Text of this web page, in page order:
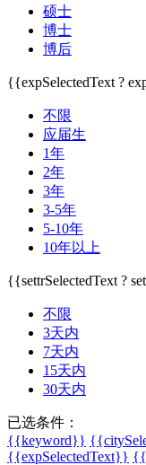
硕士
博士
博后
{{expSelectedText ?
不限
应届生
1年
2年
3年
3-5年
5-10年
10年以上
{{settrSelectedText ?
不限
3天内
7天内
15天内
30天内
已选条件：
{{keyword}}
{{expSelectedText}}